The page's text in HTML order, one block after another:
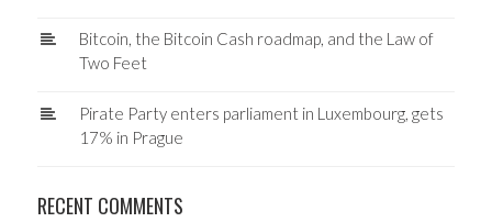
Bitcoin, the Bitcoin Cash roadmap, and the Law of
Two Feet
Pirate Party enters parliament in Luxembourg, gets
17% in Prague
RECENT COMMENTS